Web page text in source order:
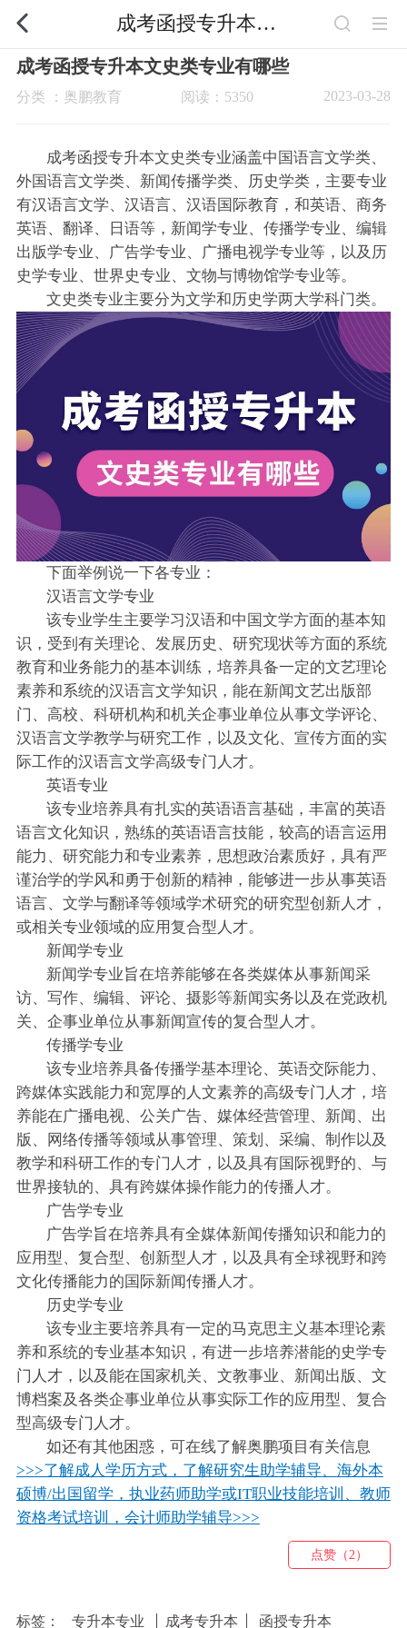
成考函授专升本文史类专业有哪些
成考函授专升本文史类专业有哪些
分类 ：奥鹏教育 2023-03-28
阅读：5350
成考函授专升本文史类专业涵盖中国语言文学类、
外国语言文学类、新闻传播学类、历史学类，主要专业
有汉语言文学、汉语言、汉语国际教育，和英语、商务
英语、翻译、日语等，新闻学专业、传播学专业、编辑
出版学专业、广告学专业、广播电视学专业等，以及历
史学专业、世界史专业、文物与博物馆学专业等。
文史类专业主要分为文学和历史学两大学科门类。
下面举例说一下各专业：
汉语言文学专业
该专业学生主要学习汉语和中国文学方面的基本知
识，受到有关理论、发展历史、研究现状等方面的系统
教育和业务能力的基本训练，培养具备一定的文艺理论
素养和系统的汉语言文学知识，能在新闻文艺出版部
门、高校、科研机构和机关企事业单位从事文学评论、
汉语言文学教学与研究工作，以及文化、宣传方面的实
际工作的汉语言文学高级专门人才。
英语专业
该专业培养具有扎实的英语语言基础，丰富的英语
语言文化知识，熟练的英语语言技能，较高的语言运用
能力、研究能力和专业素养，思想政治素质好，具有严
谨治学的学风和勇于创新的精神，能够进一步从事英语
语言、文学与翻译等领域学术研究的研究型创新人才，
或相关专业领域的应用复合型人才。
新闻学专业
新闻学专业旨在培养能够在各类媒体从事新闻采
访、写作、编辑、评论、摄影等新闻实务以及在党政机
关、企事业单位从事新闻宣传的复合型人才。
传播学专业
该专业培养具备传播学基本理论、英语交际能力、
跨媒体实践能力和宽厚的人文素养的高级专门人才，培
养能在广播电视、公关广告、媒体经营管理、新闻、出
版、网络传播等领域从事管理、策划、采编、制作以及
教学和科研工作的专门人才，以及具有国际视野的、与
世界接轨的、具有跨媒体操作能力的传播人才。
广告学专业
广告学旨在培养具有全媒体新闻传播知识和能力的
应用型、复合型、创新型人才，以及具有全球视野和跨
文化传播能力的国际新闻传播人才。
历史学专业
该专业主要培养具有一定的马克思主义基本理论素
养和系统的专业基本知识，有进一步培养潜能的史学专
门人才，以及能在国家机关、文教事业、新闻出版、文
博档案及各类企事业单位从事实际工作的应用型、复合
型高级专门人才。
如还有其他困惑，可在线了解奥鹏项目有关信息
>>>了解成人学历方式，了解研究生助学辅导、海外本
硕博/出国留学，执业药师助学或IT职业技能培训、教师
资格考试培训，会计师助学辅导>>>
点赞（2）
标签： 专升本专业 成考专升本 函授专升本